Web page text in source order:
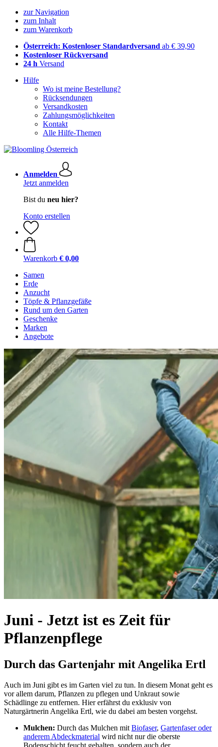
zur Navigation
zum Inhalt
zum Warenkorb
Österreich: Kostenloser Standardversand ab € 39,90
Kostenloser Rückversand
24 h Versand
Hilfe
Wo ist meine Bestellung?
Rücksendungen
Versandkosten
Zahlungsmöglichkeiten
Kontakt
Alle Hilfe-Themen
Anmelden
Jetzt anmelden
Bist du neu hier?
Konto erstellen
Warenkorb € 0,00
Samen
Erde
Anzucht
Töpfe & Pflanzgefäße
Rund um den Garten
Geschenke
Marken
Angebote
Juni - Jetzt ist es Zeit für
Pflanzenpflege
Durch das Gartenjahr mit Angelika Ertl
Auch im Juni gibt es im Garten viel zu tun. In diesem Monat geht es
vor allem darum, Pflanzen zu pflegen und Unkraut sowie
Schädlinge zu entfernen. Hier erfährst du exklusiv von
Naturgärtnerin Angelika Ertl, wie du dabei am besten vorgehst.
Mulchen: Durch das Mulchen mit Biofaser, Gartenfaser oder
anderem Abdeckmaterial wird nicht nur die oberste
Bodenschicht feucht gehalten, sondern auch der